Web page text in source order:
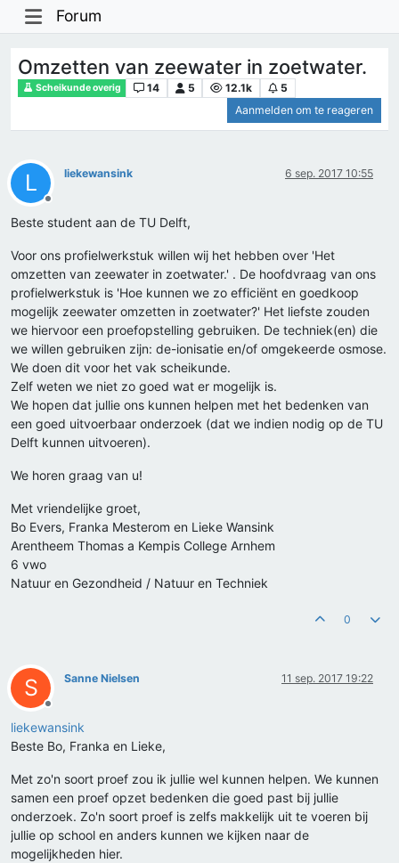
Forum
Omzetten van zeewater in zoetwater.
Scheikunde overig 14 5 12.1k
5
Aanmelden om te reageren
L
Offline
liekewansink 6 sep. 2017 10:55
Beste student aan de TU Delft,
Voor ons profielwerkstuk willen wij het hebben over 'Het
omzetten van zeewater in zoetwater.' . De hoofdvraag van ons
profielwerkstuk is 'Hoe kunnen we zo efficiënt en goedkoop
mogelijk zeewater omzetten in zoetwater?' Het liefste zouden
we hiervoor een proefopstelling gebruiken. De techniek(en) die
we willen gebruiken zijn: de-ionisatie en/of omgekeerde osmose.
We doen dit voor het vak scheikunde.
Zelf weten we niet zo goed wat er mogelijk is.
We hopen dat jullie ons kunnen helpen met het bedenken van
een goed uitvoerbaar onderzoek (dat we indien nodig op de TU
Delft kunnen uitvoeren).
We horen graag van u!
Met vriendelijke groet,
Bo Evers, Franka Mesterom en Lieke Wansink
Arentheem Thomas a Kempis College Arnhem
6 vwo
Natuur en Gezondheid / Natuur en Techniek
0
S
Offline
Sanne Nielsen 11 sep. 2017 19:22
liekewansink
Beste Bo, Franka en Lieke,
Met zo'n soort proef zou ik jullie wel kunnen helpen. We kunnen
samen een proef opzet bedenken die goed past bij jullie
onderzoek. Zo'n soort proef is zelfs makkelijk uit te voeren bij
jullie op school en anders kunnen we kijken naar de
mogelijkheden hier.